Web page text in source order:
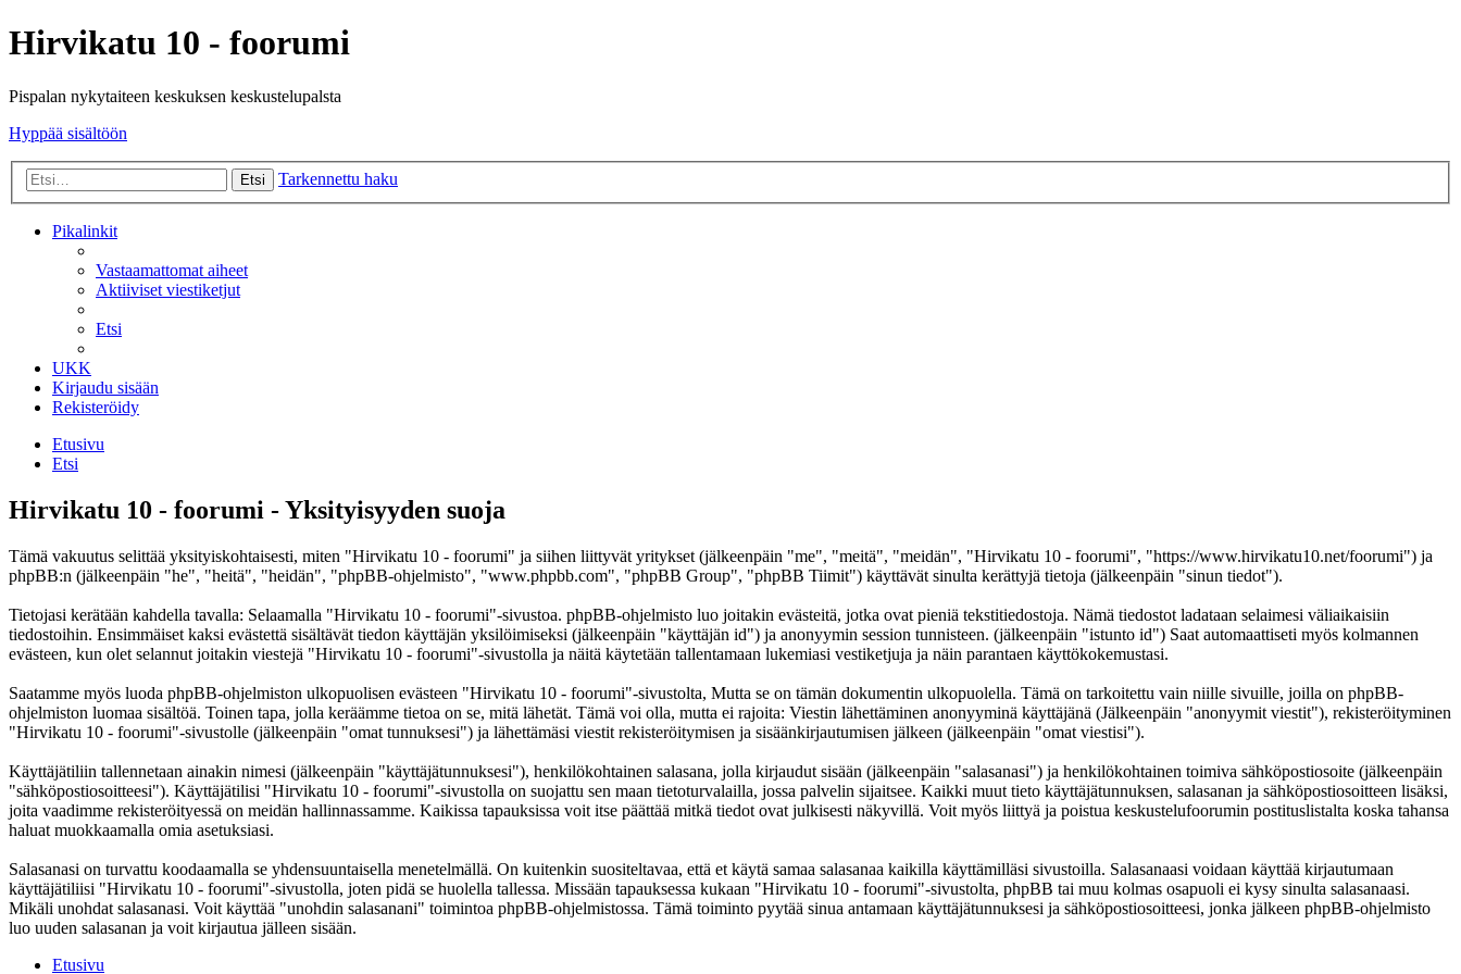
Hirvikatu 10 - foorumi
Pispalan nykytaiteen keskuksen keskustelupalsta
Hyppää sisältöön
Etsi Tarkennettu haku
Pikalinkit
Vastaamattomat aiheet
Aktiiviset viestiketjut
Etsi
UKK
Kirjaudu sisään
Rekisteröidy
Etusivu
Etsi
Hirvikatu 10 - foorumi - Yksityisyyden suoja
Tämä vakuutus selittää yksityiskohtaisesti, miten "Hirvikatu 10 - foorumi" ja siihen liittyvät yritykset (jälkeenpäin "me", "meitä", "meidän", "Hirvikatu 10 - foorumi", "https://www.hirvikatu10.net/foorumi") ja
phpBB:n (jälkeenpäin "he", "heitä", "heidän", "phpBB-ohjelmisto", "www.phpbb.com", "phpBB Group", "phpBB Tiimit") käyttävät sinulta kerättyjä tietoja (jälkeenpäin "sinun tiedot").
Tietojasi kerätään kahdella tavalla: Selaamalla "Hirvikatu 10 - foorumi"-sivustoa. phpBB-ohjelmisto luo joitakin evästeitä, jotka ovat pieniä tekstitiedostoja. Nämä tiedostot ladataan selaimesi väliaikaisiin
tiedostoihin. Ensimmäiset kaksi evästettä sisältävät tiedon käyttäjän yksilöimiseksi (jälkeenpäin "käyttäjän id") ja anonyymin session tunnisteen. (jälkeenpäin "istunto id") Saat automaattiseti myös kolmannen
evästeen, kun olet selannut joitakin viestejä "Hirvikatu 10 - foorumi"-sivustolla ja näitä käytetään tallentamaan lukemiasi vestiketjuja ja näin parantaen käyttökokemustasi.
Saatamme myös luoda phpBB-ohjelmiston ulkopuolisen evästeen "Hirvikatu 10 - foorumi"-sivustolta, Mutta se on tämän dokumentin ulkopuolella. Tämä on tarkoitettu vain niille sivuille, joilla on phpBB-
ohjelmiston luomaa sisältöä. Toinen tapa, jolla keräämme tietoa on se, mitä lähetät. Tämä voi olla, mutta ei rajoita: Viestin lähettäminen anonyyminä käyttäjänä (Jälkeenpäin "anonyymit viestit"), rekisteröityminen
"Hirvikatu 10 - foorumi"-sivustolle (jälkeenpäin "omat tunnuksesi") ja lähettämäsi viestit rekisteröitymisen ja sisäänkirjautumisen jälkeen (jälkeenpäin "omat viestisi").
Käyttäjätiliin tallennetaan ainakin nimesi (jälkeenpäin "käyttäjätunnuksesi"), henkilökohtainen salasana, jolla kirjaudut sisään (jälkeenpäin "salasanasi") ja henkilökohtainen toimiva sähköpostiosoite (jälkeenpäin
"sähköpostiosoitteesi"). Käyttäjätilisi "Hirvikatu 10 - foorumi"-sivustolla on suojattu sen maan tietoturvalailla, jossa palvelin sijaitsee. Kaikki muut tieto käyttäjätunnuksen, salasanan ja sähköpostiosoitteen lisäksi,
joita vaadimme rekisteröityessä on meidän hallinnassamme. Kaikissa tapauksissa voit itse päättää mitkä tiedot ovat julkisesti näkyvillä. Voit myös liittyä ja poistua keskustelufoorumin postituslistalta koska tahansa
haluat muokkaamalla omia asetuksiasi.
Salasanasi on turvattu koodaamalla se yhdensuuntaisella menetelmällä. On kuitenkin suositeltavaa, että et käytä samaa salasanaa kaikilla käyttämilläsi sivustoilla. Salasanaasi voidaan käyttää kirjautumaan
käyttäjätiliisi "Hirvikatu 10 - foorumi"-sivustolla, joten pidä se huolella tallessa. Missään tapauksessa kukaan "Hirvikatu 10 - foorumi"-sivustolta, phpBB tai muu kolmas osapuoli ei kysy sinulta salasanaasi.
Mikäli unohdat salasanasi. Voit käyttää "unohdin salasanani" toimintoa phpBB-ohjelmistossa. Tämä toiminto pyytää sinua antamaan käyttäjätunnuksesi ja sähköpostiosoitteesi, jonka jälkeen phpBB-ohjelmisto
luo uuden salasanan ja voit kirjautua jälleen sisään.
Etusivu